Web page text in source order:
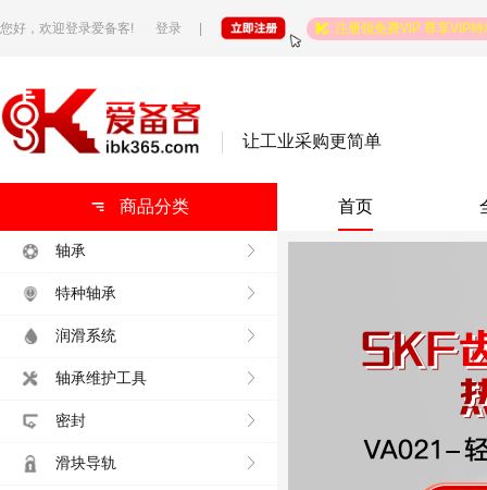
您好，欢迎登录爱备客! 登录 注册领免费VIP 尊享VIP特
让工业采购更简单
商品分类 首页
轴承
特种轴承
润滑系统
轴承维护工具
密封
滑块导轨